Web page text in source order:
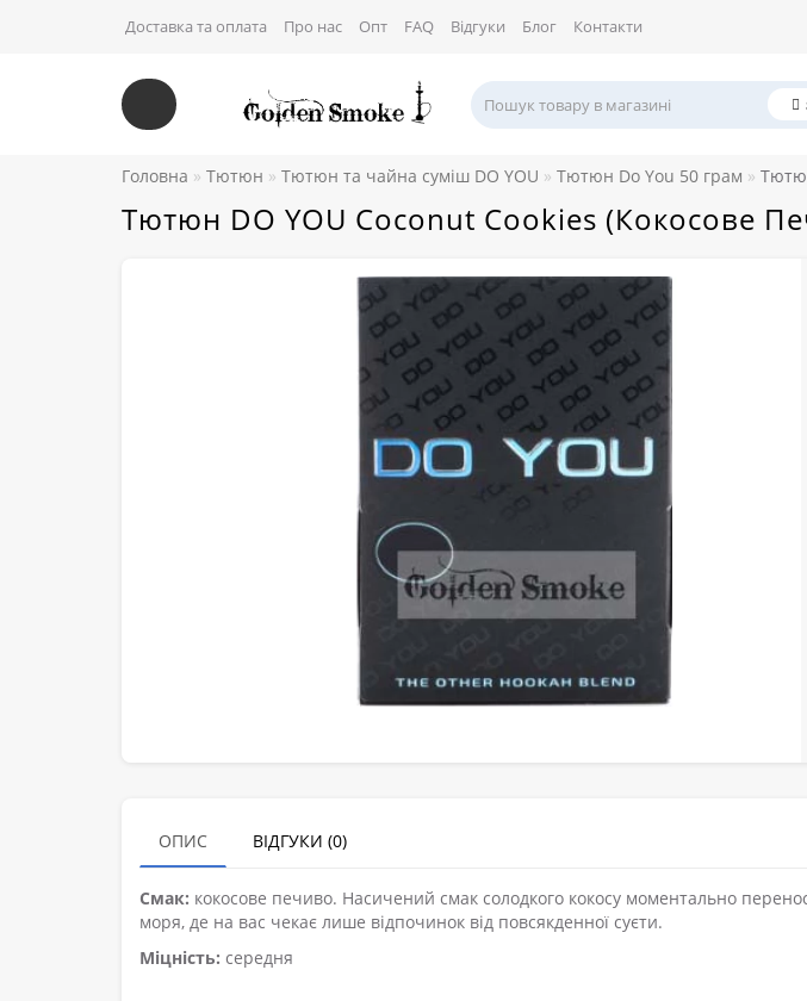
Доставка та оплата Про нас Опт FAQ Відгуки Блог Контакти
Головна Тютюн Тютюн та чайна суміш DO YOU Тютюн Do You 50 грам
Тютюн DO YOU Coconut Cookies (Кокосове
ОПИС ВІДГУКИ (0)
Смак: кокосове печиво. Насичений смак солодкого кокосу моментально
моря, де на вас чекає лише відпочинок від повсякденної суєти.
Міцність: середня